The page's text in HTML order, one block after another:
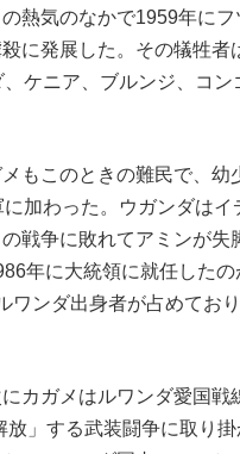
熱気のなかで1959年に
に発展した。その犠牲者
ケニア、ブルンジ、コ
もこのときの難民で、幼
加わった。ウガンダは
戦争に敗れてアミンが失
年に大統領に就任したの
ワンダ出身者が占めてお
カガメはルワンダ愛国
放」する武装闘争に取り